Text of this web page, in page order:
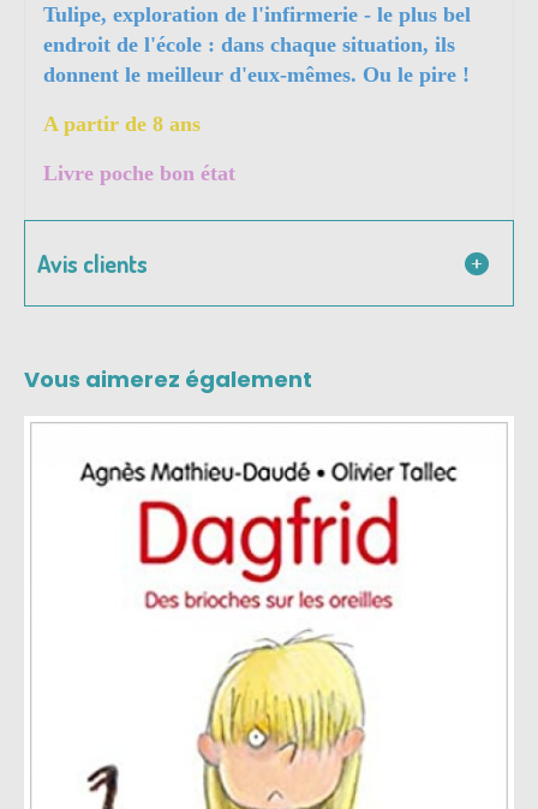
Tulipe, exploration de l'infirmerie - le plus bel
endroit de l'école : dans chaque situation, ils
donnent le meilleur d'eux-mêmes. Ou le pire !
A partir de 8 ans
Livre poche bon état
Avis clients
Vous aimerez également